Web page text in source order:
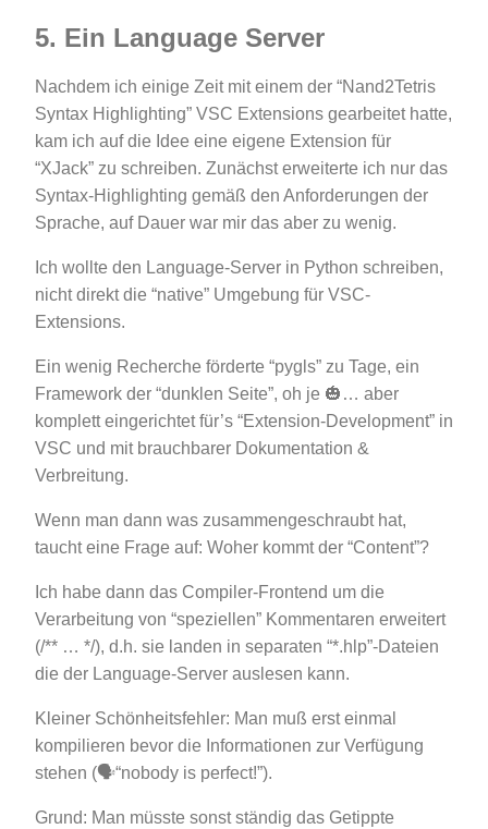
5. Ein Language Server
Nachdem ich einige Zeit mit einem der “Nand2Tetris
Syntax Highlighting” VSC Extensions gearbeitet hatte,
kam ich auf die Idee eine eigene Extension für
“XJack” zu schreiben. Zunächst erweiterte ich nur das
Syntax-Highlighting gemäß den Anforderungen der
Sprache, auf Dauer war mir das aber zu wenig.
Ich wollte den Language-Server in Python schreiben,
nicht direkt die “native” Umgebung für VSC-
Extensions.
Ein wenig Recherche förderte “pygls” zu Tage, ein
Framework der “dunklen Seite”, oh je 🎃… aber
komplett eingerichtet für’s “Extension-Development” in
VSC und mit brauchbarer Dokumentation &
Verbreitung.
Wenn man dann was zusammengeschraubt hat,
taucht eine Frage auf: Woher kommt der “Content”?
Ich habe dann das Compiler-Frontend um die
Verarbeitung von “speziellen” Kommentaren erweitert
(/** … */), d.h. sie landen in separaten “*.hlp”-Dateien
die der Language-Server auslesen kann.
Kleiner Schönheitsfehler: Man muß erst einmal
kompilieren bevor die Informationen zur Verfügung
stehen (🗣“nobody is perfect!”).
Grund: Man müsste sonst ständig das Getippte